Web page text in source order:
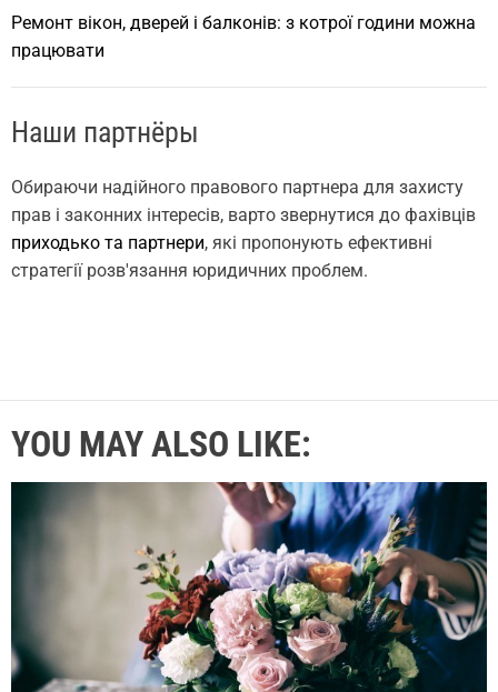
Ремонт вікон, дверей і балконів: з котрої години можна
працювати
Наши партнёры
Обираючи надійного правового партнера для захисту
прав і законних інтересів, варто звернутися до фахівців
приходько та партнери, які пропонують ефективні
стратегії розв'язання юридичних проблем.
YOU MAY ALSO LIKE: